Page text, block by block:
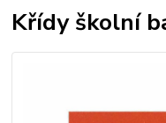
Křídy školní